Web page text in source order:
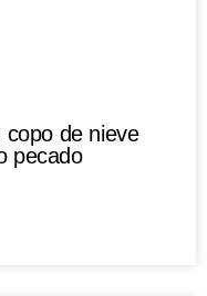
copo de nieve
pecado